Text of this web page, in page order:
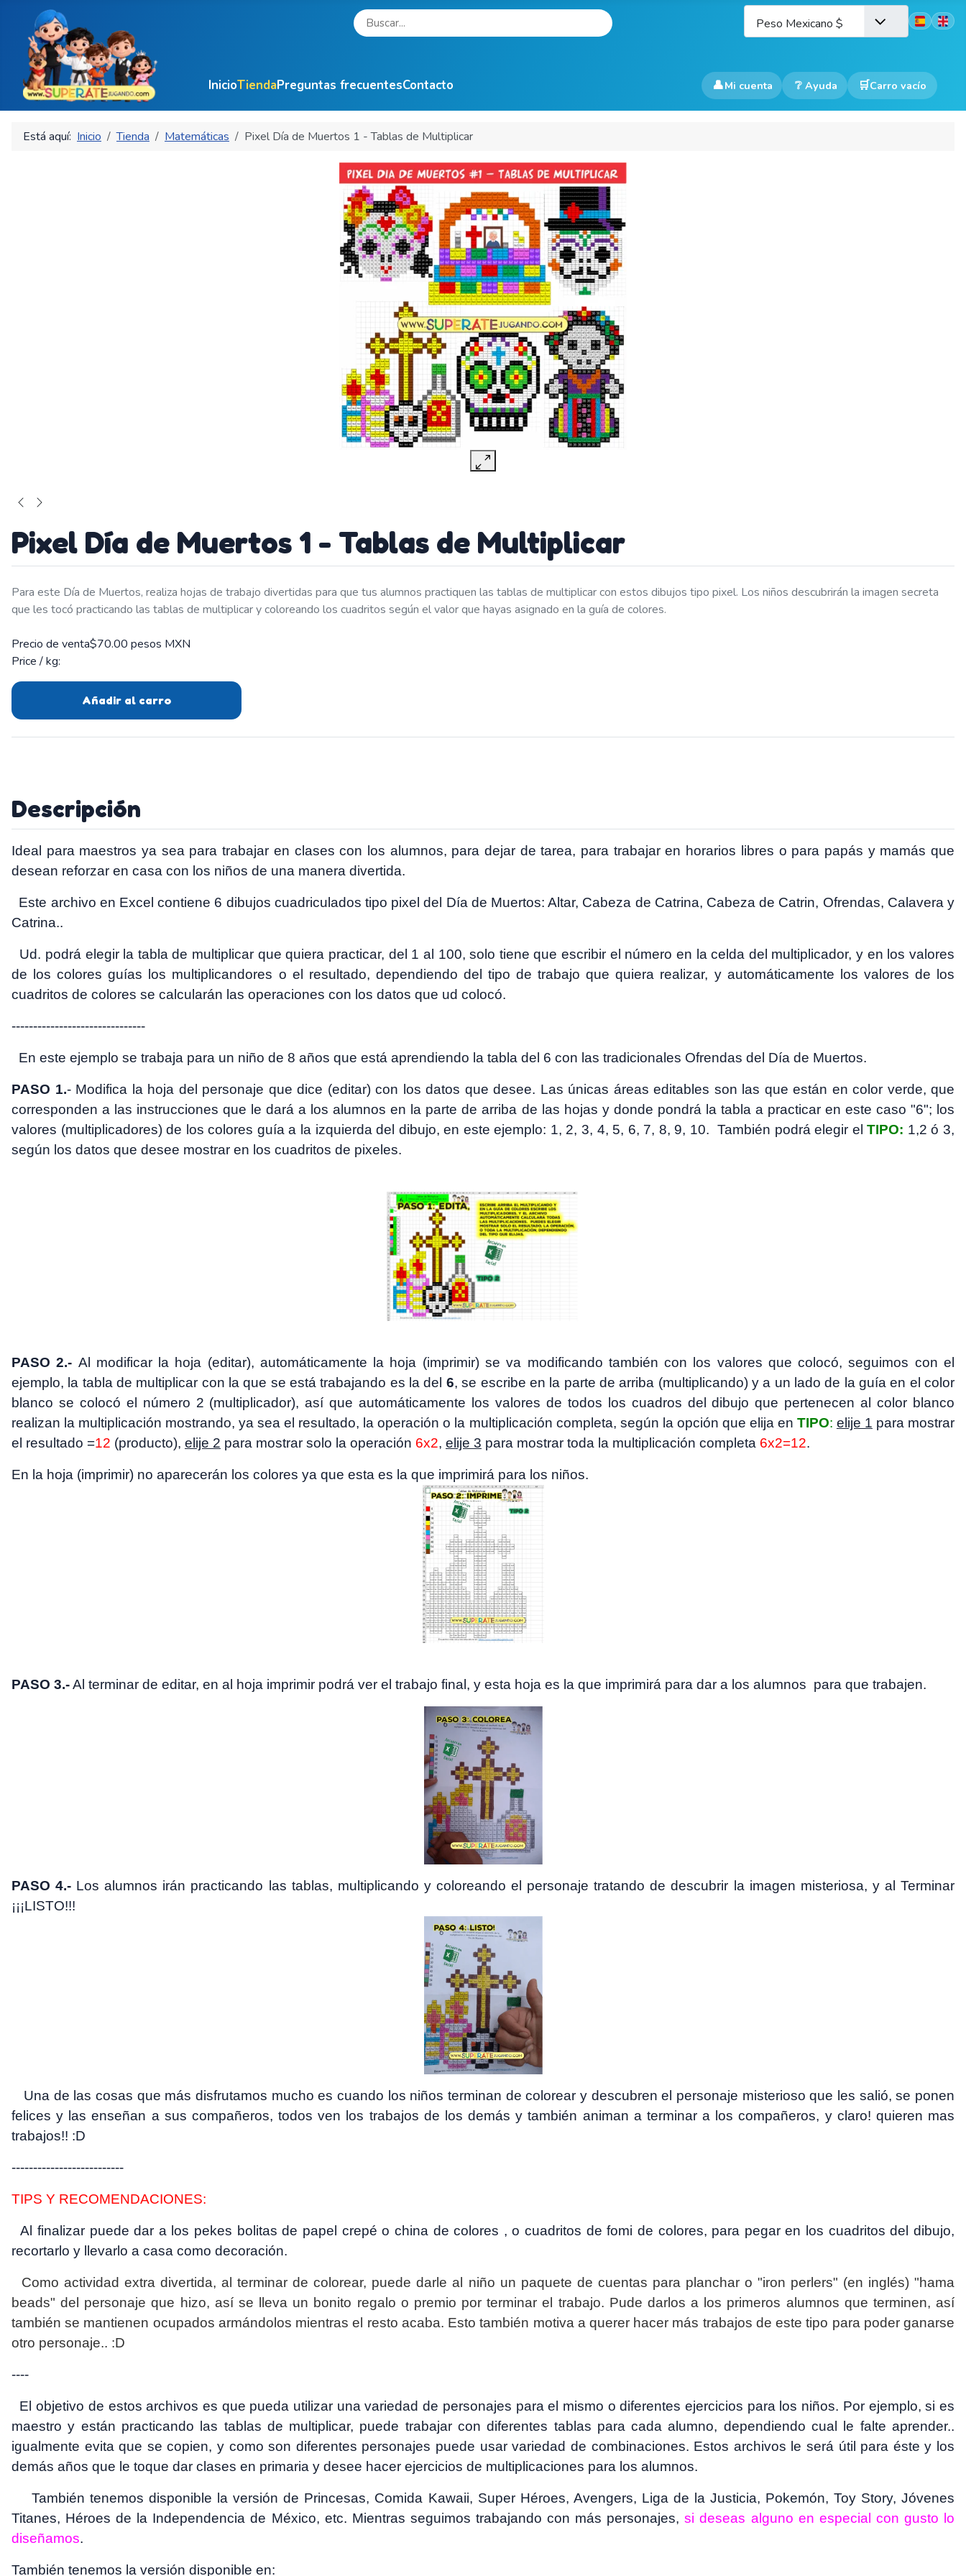
Peso Mexicano $ Seleccione
InicioTiendaPreguntas frecuentesContacto 👤Mi cuenta ❔ Ayuda Carro vacío
Está aquí: Inicio Tienda Matemáticas Pixel Día de Muertos 1 - Tablas de Multiplicar
Pixel Día de Muertos 1 - Tablas de Multiplicar
Para este Día de Muertos, realiza hojas de trabajo divertidas para que tus alumnos practiquen las tablas de multiplicar con estos dibujos tipo pixel. Los niños descubrirán la imagen secreta
que les tocó practicando las tablas de multiplicar y coloreando los cuadritos según el valor que hayas asignado en la guía de colores.
Precio de venta$70.00 pesos MXN
Price / kg:
Añadir al carro
Descripción
Ideal para maestros ya sea para trabajar en clases con los alumnos, para dejar de tarea, para trabajar en horarios libres o para papás y mamás que
desean reforzar en casa con los niños de una manera divertida.
Este archivo en Excel contiene 6 dibujos cuadriculados tipo pixel del Día de Muertos: Altar, Cabeza de Catrina, Cabeza de Catrin, Ofrendas, Calavera y
Catrina..
Ud. podrá elegir la tabla de multiplicar que quiera practicar, del 1 al 100, solo tiene que escribir el número en la celda del multiplicador, y en los valores
de los colores guías los multiplicandores o el resultado, dependiendo del tipo de trabajo que quiera realizar, y automáticamente los valores de los
cuadritos de colores se calcularán las operaciones con los datos que ud colocó.
-------------------------------
En este ejemplo se trabaja para un niño de 8 años que está aprendiendo la tabla del 6 con las tradicionales Ofrendas del Día de Muertos.
PASO 1.- Modifica la hoja del personaje que dice (editar) con los datos que desee. Las únicas áreas editables son las que están en color verde, que
corresponden a las instrucciones que le dará a los alumnos en la parte de arriba de las hojas y donde pondrá la tabla a practicar en este caso "6"; los
valores (multiplicadores) de los colores guía a la izquierda del dibujo, en este ejemplo: 1, 2, 3, 4, 5, 6, 7, 8, 9, 10. También podrá elegir elTIPO: 1,2 ó 3,
según los datos que desee mostrar en los cuadritos de pixeles.
PASO 2.- Al modificar la hoja (editar), automáticamente la hoja (imprimir) se va modificando también con los valores que colocó, seguimos con el
ejemplo, la tabla de multiplicar con la que se está trabajando es la del 6, se escribe en la parte de arriba (multiplicando) y a un lado de la guía en el color
blanco se colocó el número 2 (multiplicador), así que automáticamente los valores de todos los cuadros del dibujo que pertenecen al color blanco
realizan la multiplicación mostrando, ya sea el resultado, la operación o la multiplicación completa, según la opción que elija en TIPO: elije 1 para mostrar
el resultado =12 (producto), elije 2 para mostrar solo la operación 6x2, elije 3 para mostrar toda la multiplicación completa 6x2=12.
En la hoja (imprimir) no aparecerán los colores ya que esta es la que imprimirá para los niños.
PASO 3.-Al terminar de editar, en al hoja imprimir podrá ver el trabajo final, y esta hoja es la que imprimirá para dar a los alumnos para que trabajen.
PASO 4.- Los alumnos irán practicando las tablas, multiplicando y coloreando el personaje tratando de descubrir la imagen misteriosa, y al Terminar
¡¡¡LISTO!!!
Una de las cosas que más disfrutamos mucho es cuando los niños terminan de colorear y descubren el personaje misterioso que les salió, se ponen
felices y las enseñan a sus compañeros, todos ven los trabajos de los demás y también animan a terminar a los compañeros, y claro! quieren mas
trabajos!! :D
--------------------------
TIPS Y RECOMENDACIONES:
Al finalizar puede dar a los pekes bolitas de papel crepé o china de colores , o cuadritos de fomi de colores, para pegar en los cuadritos del dibujo,
recortarlo y llevarlo a casa como decoración.
Como actividad extra divertida, al terminar de colorear, puede darle al niño un paquete de cuentas para planchar o "iron perlers" (en inglés) "hama
beads" del personaje que hizo, así se lleva un bonito regalo o premio por terminar el trabajo. Pude darlos a los primeros alumnos que terminen, así
también se mantienen ocupados armándolos mientras el resto acaba. Esto también motiva a querer hacer más trabajos de este tipo para poder ganarse
otro personaje.. :D
----
El objetivo de estos archivos es que pueda utilizar una variedad de personajes para el mismo o diferentes ejercicios para los niños. Por ejemplo, si es
maestro y están practicando las tablas de multiplicar, puede trabajar con diferentes tablas para cada alumno, dependiendo cual le falte aprender..
igualmente evita que se copien, y como son diferentes personajes puede usar variedad de combinaciones. Estos archivos le será útil para éste y los
demás años que le toque dar clases en primaria y desee hacer ejercicios de multiplicaciones para los alumnos.
También tenemos disponible la versión de Princesas, Comida Kawaii, Super Héroes, Avengers, Liga de la Justicia, Pokemón, Toy Story, Jóvenes
Titanes, Héroes de la Independencia de México, etc. Mientras seguimos trabajando con más personajes,si deseas alguno en especial con gusto lo
diseñamos.
También tenemos la versión disponible en: